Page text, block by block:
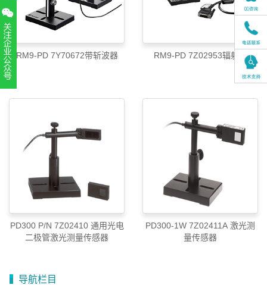
RM9-PD 7Y70672带斩波器 RM9-PD 7Z02953辐射计
PD300 P/N 7Z02410 通用光电
二极管激光测量传感器
PD300-1W 7Z02411A 激光测
量传感器
导航栏目
扫一扫，关注官方账号